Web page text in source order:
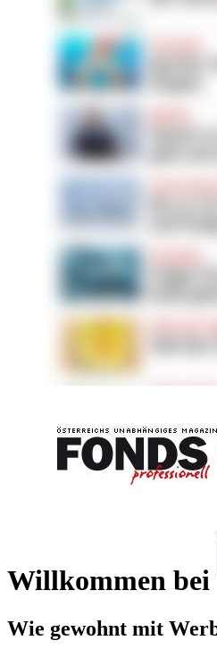
Willkommen bei
Wie gewohnt mit